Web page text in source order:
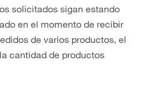
solicitados sigan estando
en el momento de recibir
de varios productos, el
cantidad de productos